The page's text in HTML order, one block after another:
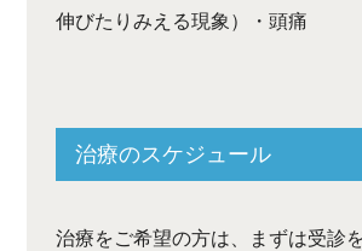
伸びたりみえる現象）・頭痛
治療のスケジュール
治療をご希望の方は、まずは受診